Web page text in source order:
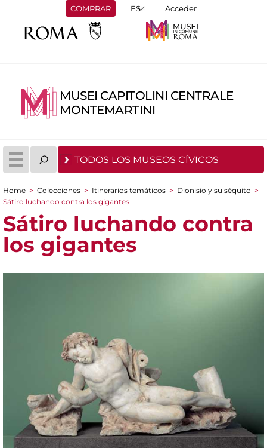
COMPRAR Acceder
MUSEI CAPITOLINI CENTRALE
MONTEMARTINI
TODOS LOS MUSEOS CÍVICOS
You are here
Home > Colecciones > Itinerarios temáticos > Dionisio y su séquito >
Sátiro luchando contra los gigantes
Sátiro luchando contra
los gigantes